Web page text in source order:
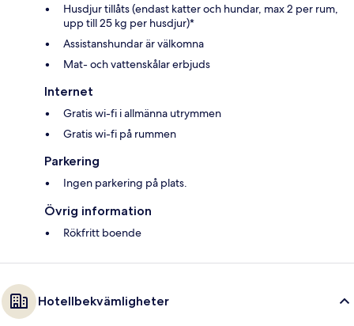
Husdjur tillåts (endast katter och hundar, max 2 per rum,
upp till 25 kg per husdjur)*
Assistanshundar är välkomna
Mat- och vattenskålar erbjuds
Internet
Gratis wi-fi i allmänna utrymmen
Gratis wi-fi på rummen
Parkering
Ingen parkering på plats.
Övrig information
Rökfritt boende
Hotellbekvämligheter